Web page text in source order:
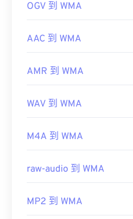
OGV 到 WMA
AAC 到 WMA
AMR 到 WMA
WAV 到 WMA
M4A 到 WMA
raw-audio 到 WMA
MP2 到 WMA